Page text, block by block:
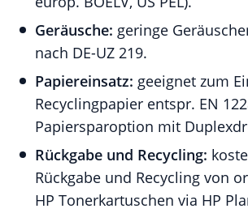
Geräusche: geringe
nach DE-UZ 219.
Papiereinsatz: geeignet zum
Recyclingpapier entspr. EN
Papiersparoption mit
Rückgabe und Recycling:
Rückgabe und Recycling von
HP Tonerkartuschen via HP